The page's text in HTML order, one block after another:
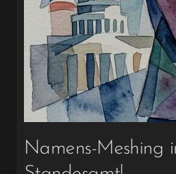
Namens-Meshing